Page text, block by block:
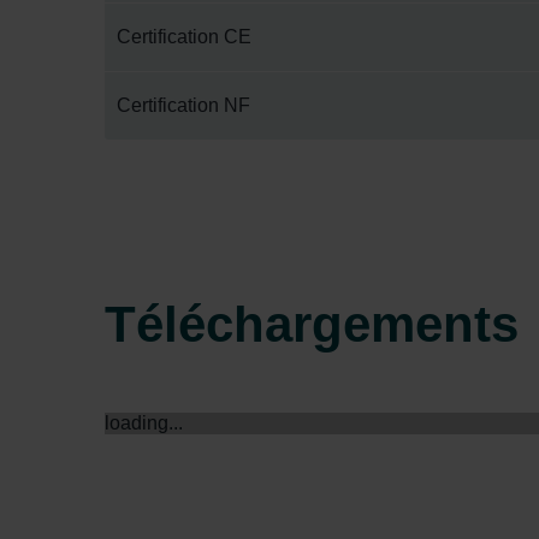
Certification CE
Certification NF
Téléchargements
loading...